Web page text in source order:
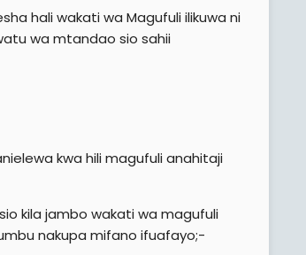
hali wakati wa Magufuli ilikuwa ni
wa mtandao sio sahii
kwa hili magufuli anahitaji
kila jambo wakati wa magufuli
nakupa mifano ifuafayo;-